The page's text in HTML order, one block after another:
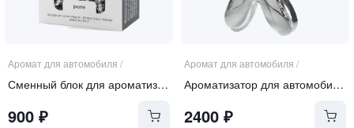
Аромат для автомобиля /
Сменный блок для ароматизатора "PURE"
900 ₽
Аромат для автомобиля /
Ароматизатор для автомобиля серебристый "PURE"
2400₽